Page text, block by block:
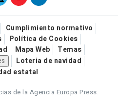
Cumplimiento normativo
Política de Cookies
Mapa Web
Temas
Loteria de navidad
estatal
de la Agencia Europa Press.